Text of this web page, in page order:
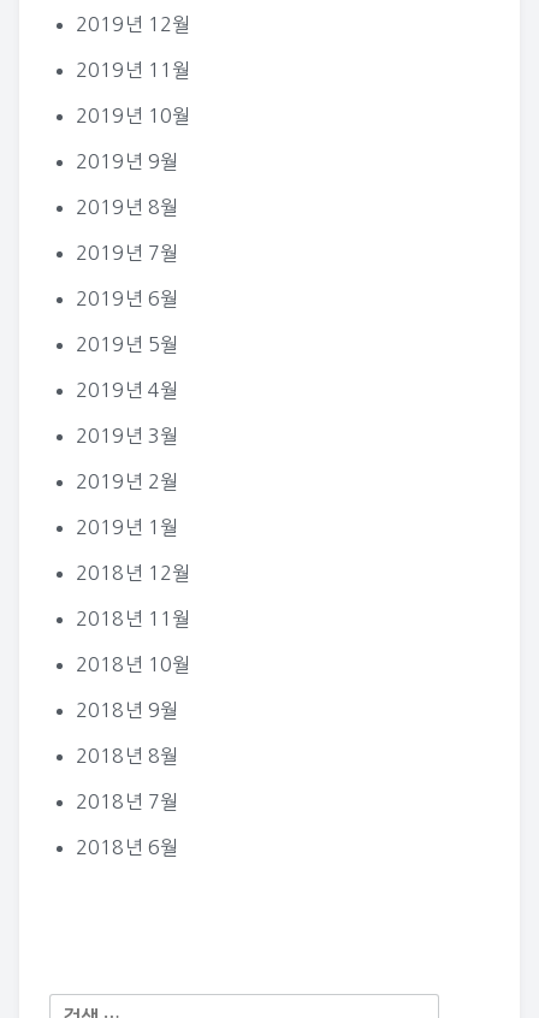
2019년 12월
2019년 11월
2019년 10월
2019년 9월
2019년 8월
2019년 7월
2019년 6월
2019년 5월
2019년 4월
2019년 3월
2019년 2월
2019년 1월
2018년 12월
2018년 11월
2018년 10월
2018년 9월
2018년 8월
2018년 7월
2018년 6월
다